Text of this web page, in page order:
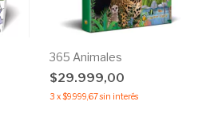
365 Animales
$29.999,00
3 x$9.999,67sin interés